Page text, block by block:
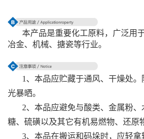
本产品是重要化工原料，广泛用
冶金、机械、搪瓷等行业。
1、本品应贮藏于通风、干燥处
光暴晒。
2、本品应避免与酸类、金属粉、
糖、硫磺以及其它有机易燃物、还原
3、本品在搬运和码垛时，应轻